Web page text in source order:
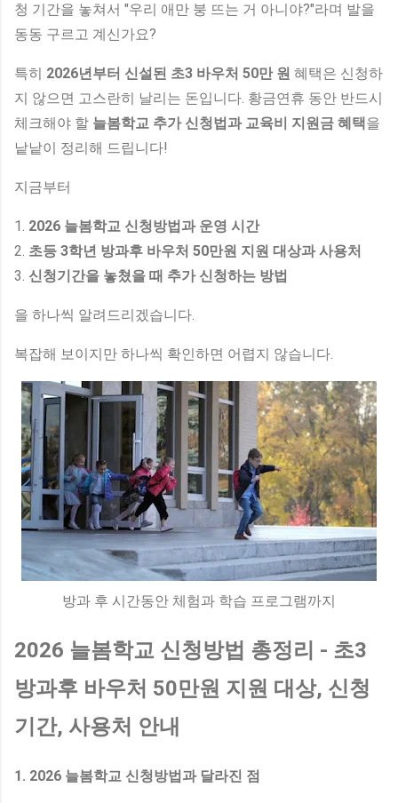
청 기간을 놓쳐서 "우리 애만 붕 뜨는 거 아니야?"라며 발을
동동 구르고 계신가요?
특히 2026년부터 신설된 초3 바우처 50만 원 혜택은 신청하
지 않으면 고스란히 날리는 돈입니다. 황금연휴 동안 반드시
체크해야 할 늘봄학교 추가 신청법과 교육비 지원금 혜택을
낱낱이 정리해 드립니다!
지금부터
1. 2026 늘봄학교 신청방법과 운영 시간
2. 초등 3학년 방과후 바우처 50만원 지원 대상과 사용처
3. 신청기간을 놓쳤을 때 추가 신청하는 방법
을 하나씩 알려드리겠습니다.
복잡해 보이지만 하나씩 확인하면 어렵지 않습니다.
방과 후 시간동안 체험과 학습 프로그램까지
2026 늘봄학교 신청방법 총정리 - 초3
방과후 바우처 50만원 지원 대상, 신청
기간, 사용처 안내
1. 2026 늘봄학교 신청방법과 달라진 점